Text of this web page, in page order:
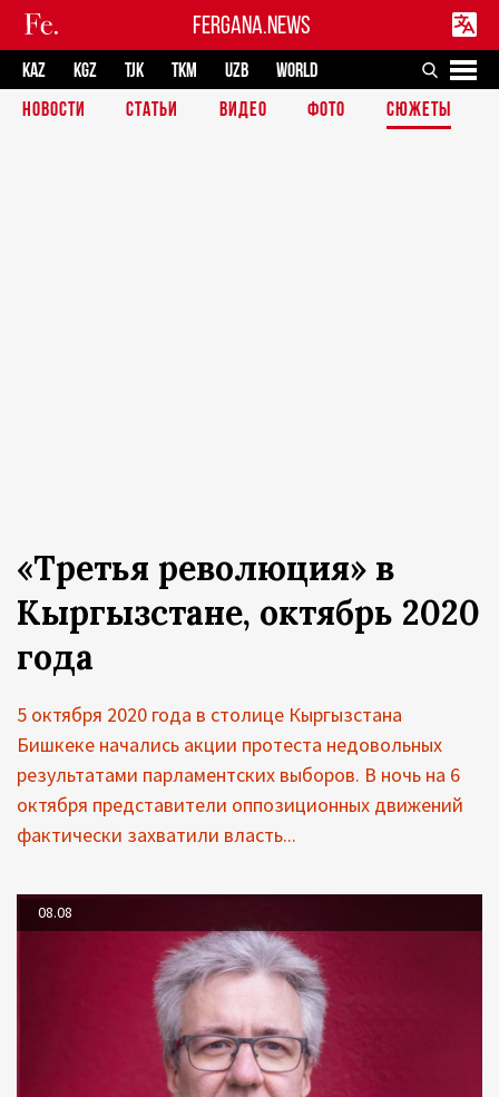
FERGANA.NEWS
KAZ KGZ TJK TKM UZB
WORLD
НОВОСТИ
СТАТЬИ ВИДЕО ФОТО СЮЖЕТЫ
«Третья революция» в
Кыргызстане, октябрь 2020
года
5 октября 2020 года в столице Кыргызстана
Бишкеке начались акции протеста недовольных
результатами парламентских выборов. В ночь на 6
октября представители оппозиционных движений
фактически захватили власть...
08.08